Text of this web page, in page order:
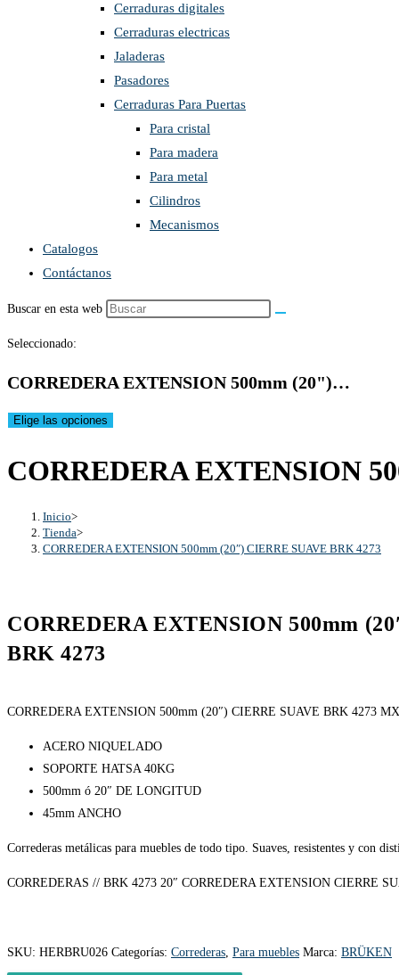
Cerraduras digitales
Cerraduras electricas
Jaladeras
Pasadores
Cerraduras Para Puertas
Para cristal
Para madera
Para metal
Cilindros
Mecanismos
Catalogos
Contáctanos
Buscar en esta web
Seleccionado:
CORREDERA EXTENSION 500mm (20")…
Elige las opciones
CORREDERA EXTENSION
Inicio>
Tienda>
CORREDERA EXTENSION 500mm (20″) CIERRE SUAVE BRK 4273
CORREDERA EXTENSION 500mm
BRK 4273
CORREDERA EXTENSION 500mm (20″) CIERRE SUAVE BRK 4273
ACERO NIQUELADO
SOPORTE HATSA 40KG
500mm ó 20″ DE LONGITUD
45mm ANCHO
Correderas metálicas para muebles de todo tipo. Suaves, resistentes y con
CORREDERAS // BRK 4273 20″ CORREDERA EXTENSION CIERRE
SKU: HERBRU026 Categorías: Correderas Para muebles Marca: BRÜKEN